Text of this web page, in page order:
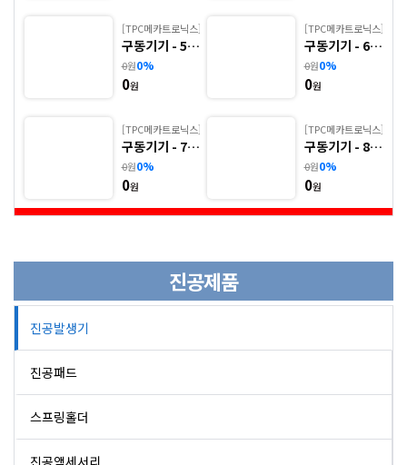
[TPC메카트로닉스]
구동기기 - 5.
TCM(원형 실
린더) ※ 사양
선정 후 견적
0원0%
0원
[TPC메카트로닉스]
구동기기 - 6.
TCMW(원형
실린더) ※ 사
양 선정 후 견
0원0%
0원
[TPC메카트로닉스]
구동기기 - 7.
TCMK(원형 실
린더) ※ 사양
선정 후 견적
0원0%
0원
[TPC메카트로닉스]
구동기기 - 8.
TCM2(원형 실
린더, 자석내
장) ※ 사양 선
뢰 바랍니다.
0원0%
0원
진공제품
진공발생기
진공패드
스프링홀더
진공액세서리